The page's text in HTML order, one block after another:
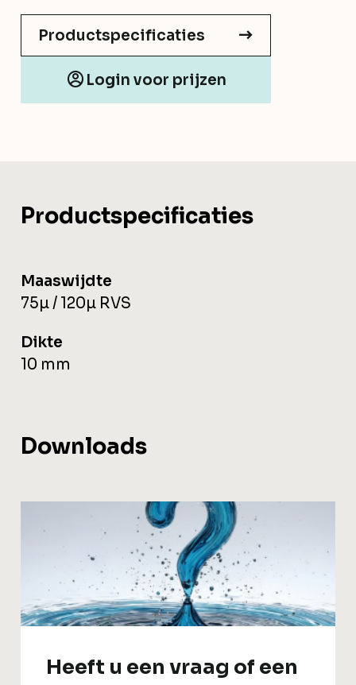
Productspecificaties
Login voor prijzen
Productspecificaties
Maaswijdte
75µ / 120µ RVS
Dikte
10 mm
Downloads
Heeft u een vraag of een